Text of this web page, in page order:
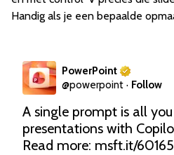
Handig als je een bepaalde
PowerPoint
@powerpoint · Follow
A single prompt is all
presentations with
Read more: msft.it/